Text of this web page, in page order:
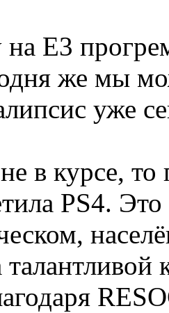
на E3
же мы
уже
в курсе,
PS4.